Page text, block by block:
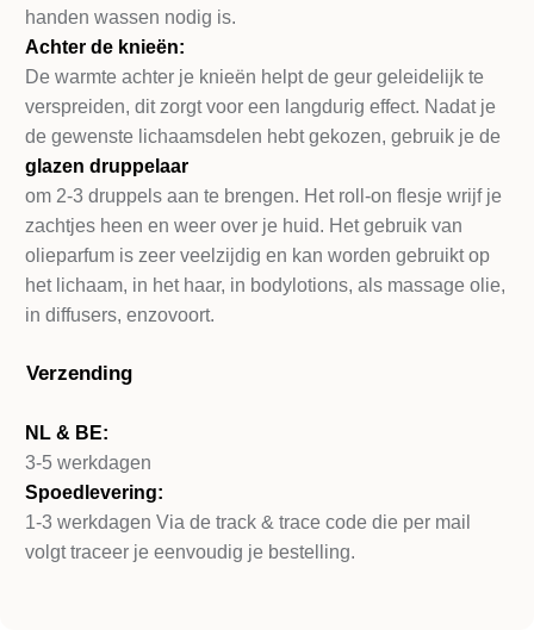
handen wassen nodig is.
Achter de knieën:
De warmte achter je knieën helpt de geur geleidelijk te
verspreiden, dit zorgt voor een langdurig effect. Nadat je
de gewenste lichaamsdelen hebt gekozen, gebruik je de
glazen druppelaar
om 2-3 druppels aan te brengen. Het roll-on flesje wrijf je
zachtjes heen en weer over je huid. Het gebruik van
olieparfum is zeer veelzijdig en kan worden gebruikt op
het lichaam, in het haar, in bodylotions, als massage olie,
in diffusers, enzovoort.
Verzending
NL & BE:
3-5 werkdagen
Spoedlevering:
1-3 werkdagen Via de track & trace code die per mail
volgt traceer je eenvoudig je bestelling.